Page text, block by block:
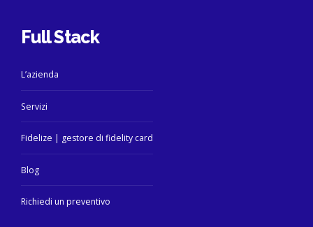
Full Stack
L’azienda
Servizi
Fidelize | gestore di fidelity card
Blog
Richiedi un preventivo